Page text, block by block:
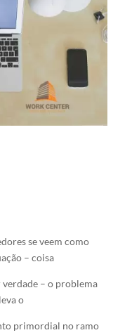
se veem como
– coisa
verdade – o problema
o
primordial no ramo